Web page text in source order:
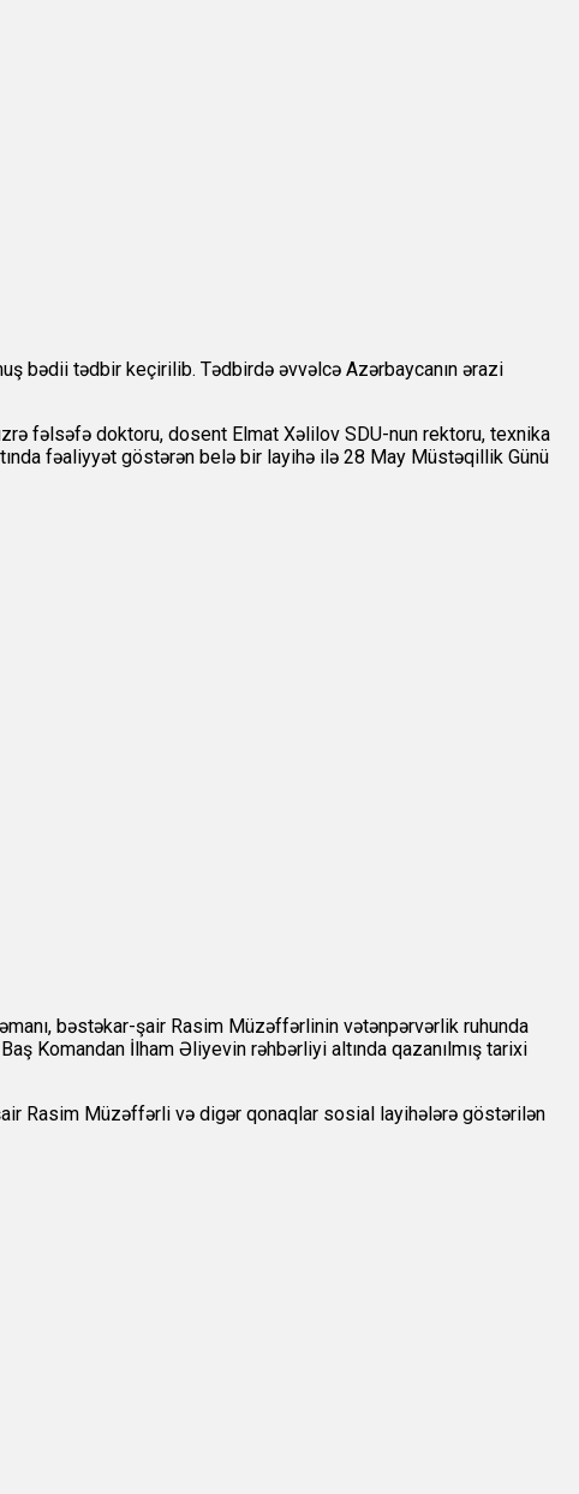
bədii tədbir keçirilib. Tədbirdə əvvəlcə Azərbaycanın ərazi
fəlsəfə doktoru, dosent Elmat Xəlilov SDU-nun rektoru, texnika
fəaliyyət göstərən belə bir layihə ilə 28 May Müstəqillik Günü
bəstəkar-şair Rasim Müzəffərlinin vətənpərvərlik ruhunda
Komandan İlham Əliyevin rəhbərliyi altında qazanılmış tarixi
Rasim Müzəffərli və digər qonaqlar sosial layihələrə göstərilən